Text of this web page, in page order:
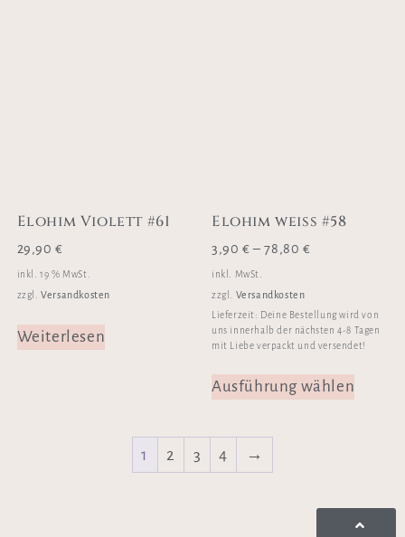
Elohim Violett #61
29,90€
inkl. 19 % MwSt.
zzgl.Versandkosten
Weiterlesen
Elohim weiss #58
3,90 €–78,80€
inkl. MwSt.
zzgl. Versandkosten
Lieferzeit: Deine Bestellung wird von
uns innerhalb der nächsten 4-8 Tagen
mit Liebe verpackt und versendet!
Ausführung wählen
1 2 3 4 →